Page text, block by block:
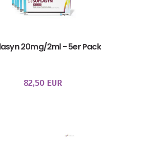
20mg/2ml - 5er Pack
82,50 EUR